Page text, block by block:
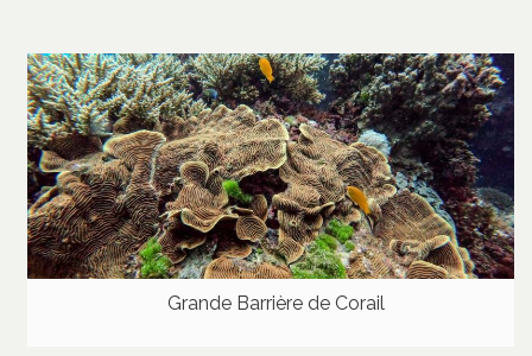
Grande Barrière de Corail